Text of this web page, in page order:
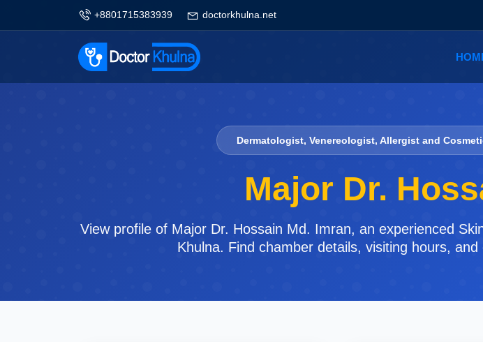
+8801715383939 doctorkhulna.net
Dermatologist, Venereologist, Allergist and
Major Dr.
View profile of Major Dr. Hossain Md. Imran, an experienced
Khulna. Find chamber details, visiting hours,